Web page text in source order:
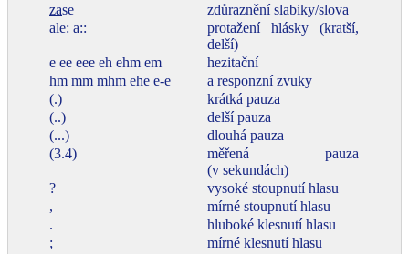
zase
zdůraznění slabiky/slova
ale: a::
protažení hlásky (kratší,
delší)
e ee eee eh ehm em
hezitační
hm mm mhm ehe e-e
a responzní zvuky
(.)
krátká pauza
(..)
delší pauza
(...)
dlouhá pauza
(3.4)
měřená pauza
(v sekundách)
?
vysoké stoupnutí hlasu
,
mírné stoupnutí hlasu
.
hluboké klesnutí hlasu
;
mírné klesnutí hlasu